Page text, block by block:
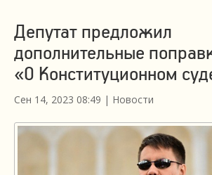
Депутат предложил
дополнительные
«О Конституционном
Сен 14, 2023 08:49 | Новости